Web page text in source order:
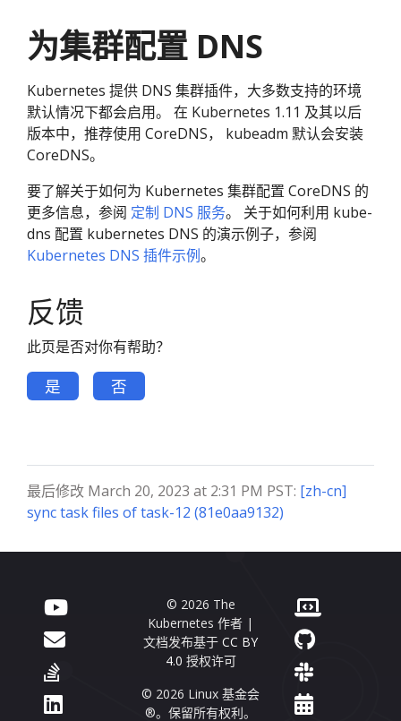
为集群配置 DNS
Kubernetes 提供 DNS 集群插件，大多数支持的环境
默认情况下都会启用。 在 Kubernetes 1.11 及其以后
版本中，推荐使用 CoreDNS， kubeadm 默认会安装
CoreDNS。
要了解关于如何为 Kubernetes 集群配置 CoreDNS 的
更多信息，参阅 定制 DNS 服务。 关于如何利用 kube-
dns 配置 kubernetes DNS 的演示例子，参阅
Kubernetes DNS 插件示例。
反馈
此页是否对你有帮助？
是 否
最后修改 March 20, 2023 at 2:31 PM PST: [zh-cn]
sync task files of task-12 (81e0aa9132)
© 2026 The
Kubernetes 作者 |
文档发布基于 CC BY
4.0 授权许可
© 2026 Linux 基金会
®。保留所有权利。